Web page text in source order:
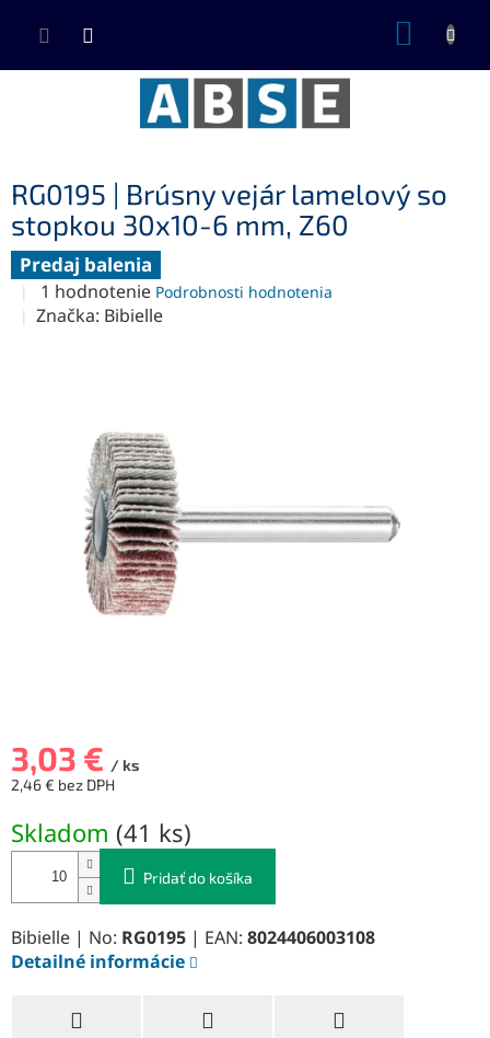
RG0195 | Brúsny vejár lamelový so
stopkou 30x10-6 mm, Z60
Predaj balenia
Priemerné
hodnotenie
hviezdičiek.
1 hodnotenie Podrobnosti hodnotenia
Značka: Bibielle
3,03 € / ks
2,46 € bez DPH
cena:
Skladom (41 ks)
Pridať do košíka
Bibielle | No: RG0195 | EAN: 8024406003108
Detailné informácie